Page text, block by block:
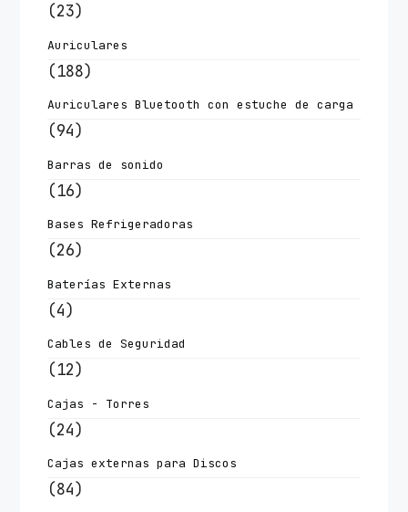
(23)
Auriculares
(188)
Auriculares Bluetooth con estuche de carga
(94)
Barras de sonido
(16)
Bases Refrigeradoras
(26)
Baterías Externas
(4)
Cables de Seguridad
(12)
Cajas - Torres
(24)
Cajas externas para Discos
(84)